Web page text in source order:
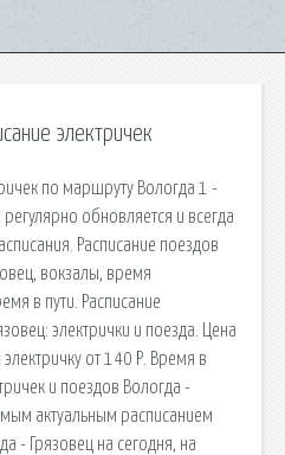
электричек
по маршруту Вологда 1 -
регулярно обновляется и всегда
Расписание поездов
вокзалы, время
в пути. Расписание
электрички и поезда. Цена
от 140 Р. Время в
и поездов Вологда -
актуальным расписанием
- Грязовец на сегодня, на